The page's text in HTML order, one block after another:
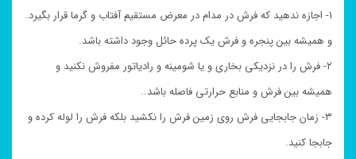
۱- اجازه ندهید که فرش در مدام در معرض مستقیم آفتاب و گرما قرار بگیرد.
و همیشه بین پنجره و فرش یک پرده حائل وجود داشته باشد.
۲- فرش را در نزدیکی بخاری و یا شومینه و رادیاتور مفروش نکنید و
همیشه بین فرش و منابع حرارتی فاصله باشد..
۳- زمان جابجایی فرش روی زمین فرش را نکشید بلکه فرش را لوله کرده و
جابجا کنید.